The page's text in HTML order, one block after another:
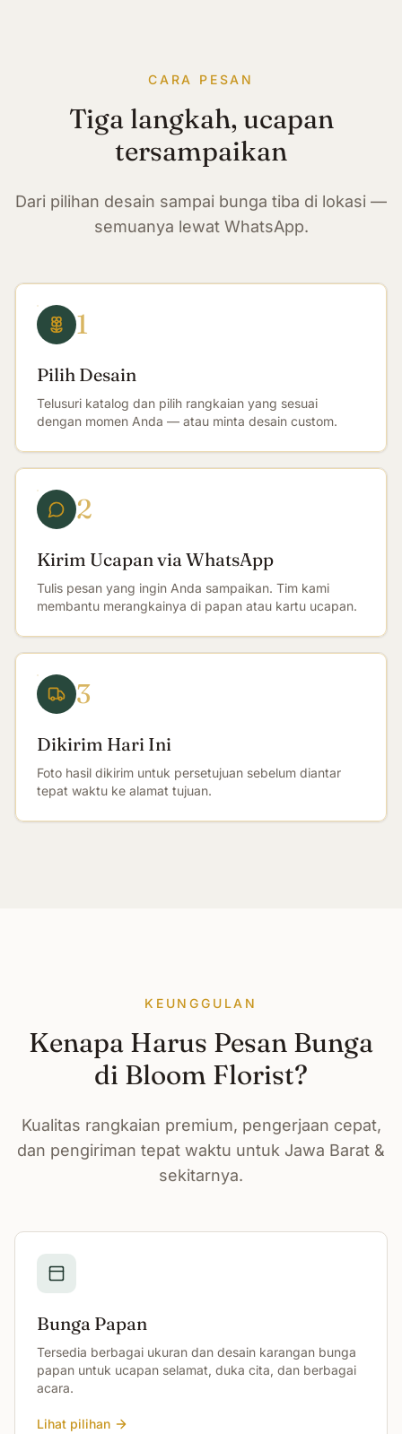
CARA PESAN
Tiga langkah, ucapan
tersampaikan
Dari pilihan desain sampai bunga tiba di lokasi —
semuanya lewat WhatsApp.
1
Pilih Desain
Telusuri katalog dan pilih rangkaian yang sesuai
dengan momen Anda — atau minta desain custom.
2
Kirim Ucapan via WhatsApp
Tulis pesan yang ingin Anda sampaikan. Tim kami
membantu merangkainya di papan atau kartu ucapan.
3
Dikirim Hari Ini
Foto hasil dikirim untuk persetujuan sebelum diantar
tepat waktu ke alamat tujuan.
KEUNGGULAN
Kenapa Harus Pesan Bunga
di Bloom Florist?
Kualitas rangkaian premium, pengerjaan cepat,
dan pengiriman tepat waktu untuk Jawa Barat &
sekitarnya.
Bunga Papan
Tersedia berbagai ukuran dan desain karangan bunga
papan untuk ucapan selamat, duka cita, dan berbagai
acara.
Lihat pilihan